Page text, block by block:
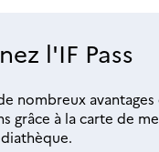
l'IF Pass
nombreux avantages
grâce à la carte de